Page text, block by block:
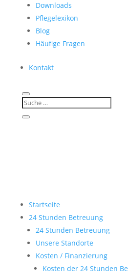
Downloads
Pflegelexikon
Blog
Häufige Fragen
Kontakt
Startseite
24 Stunden Betreuung
24 Stunden Betreuung
Unsere Standorte
Kosten / Finanzierung
Kosten der 24 Stunden